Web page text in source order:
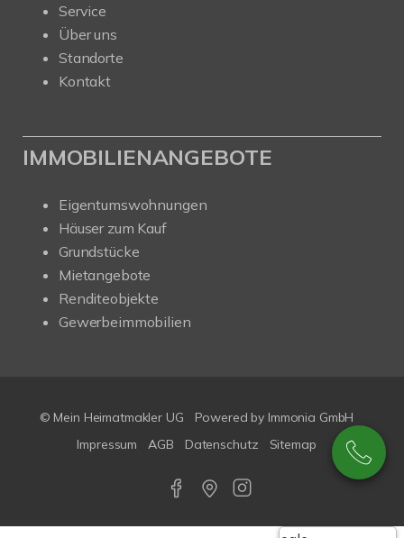
Service
Über uns
Standorte
Kontakt
IMMOBILIENANGEBOTE
Eigentumswohnungen
Häuser zum Kauf
Grundstücke
Mietangebote
Renditeobjekte
Gewerbeimmobilien
© Mein Heimatmakler UG
Powered by Immonia GmbH
Impressum
AGB Datenschutz Sitemap